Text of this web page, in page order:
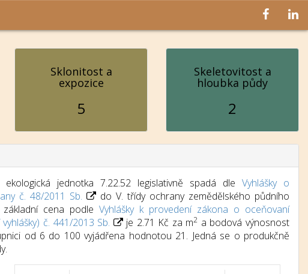
Sklonitost a
expozice
5
Skeletovitost a
hloubka půdy
2
ekologická jednotka 7.22.52 legislativně spadá dleVyhlášky o
č. 48/2011 Sb.
do V. třídy ochrany zemědělského půdního
cena podle Vyhlášky k provedení zákona o oceňovaní
č. 441/2013 Sb.
je 2.71 Kč za m2 a bodová výnosnost
od 6 do 100 vyjádřena hodnotou 21. Jedná se o produkčně